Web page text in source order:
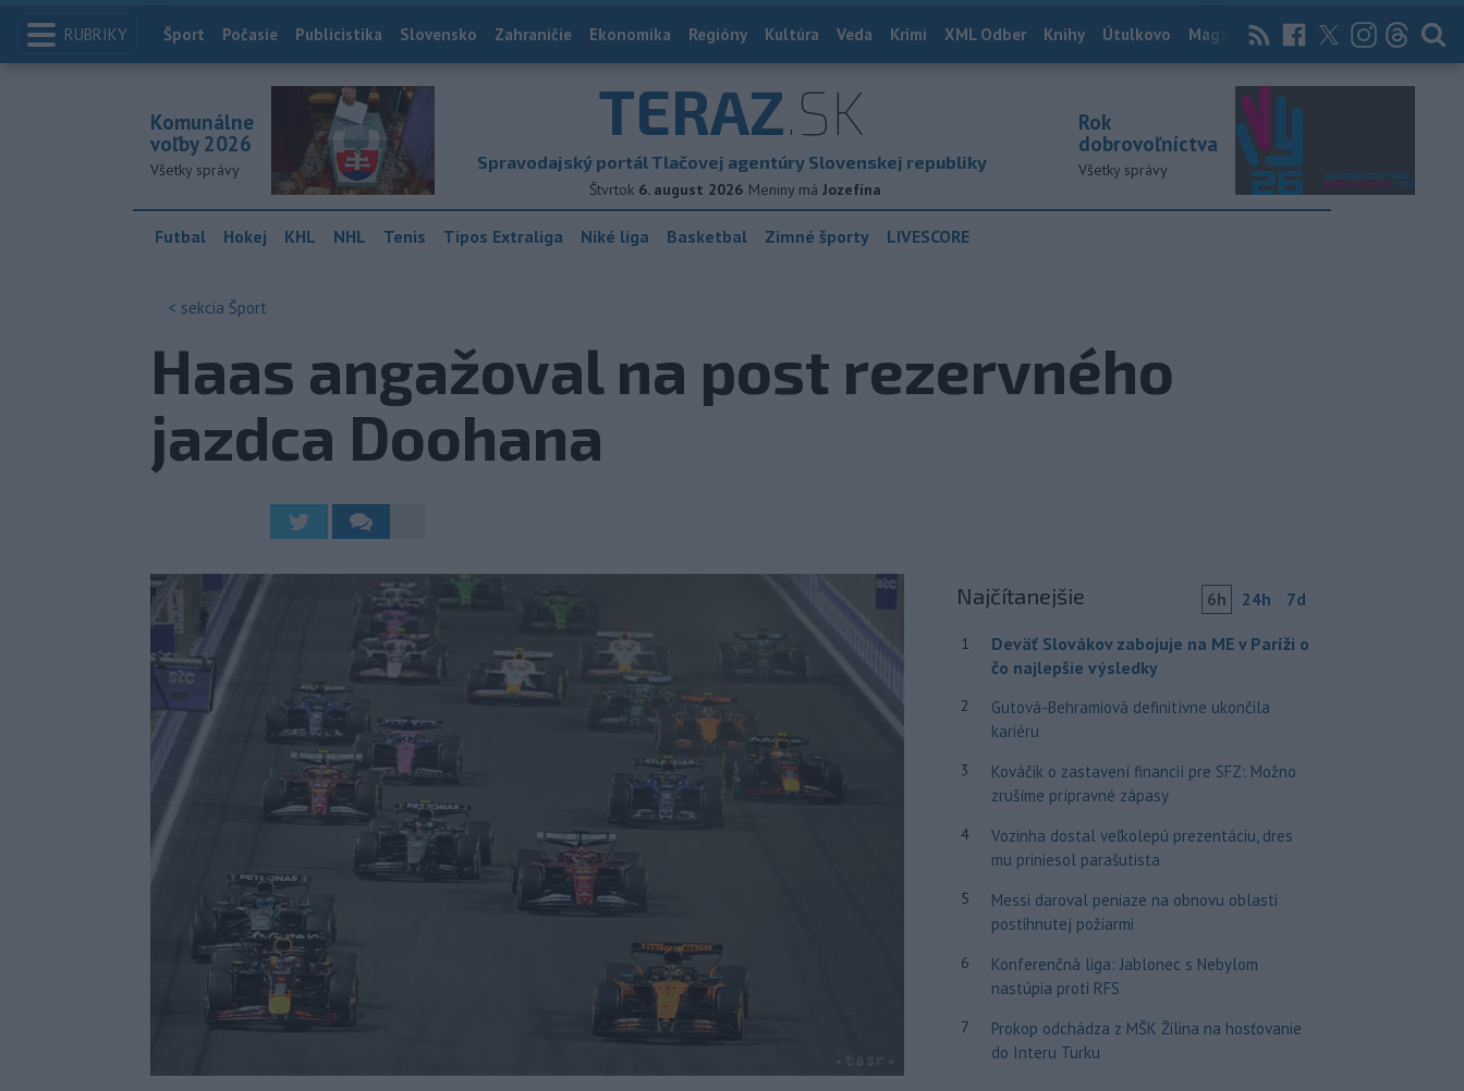
RUBRIKY Index
Šport Počasie Publicistika Slovensko Zahraničie Ekonomika Regióny Kultúra Veda Krimi XML Odber Knihy Útulkovo Magazín News Now Archív
TERAZ.SK
Spravodajský portál Tlačovej agentúry Slovenskej republiky
Štvrtok 6. august 2026 Meniny má Jozefína
Komunálne
voľby 2026
Všetky správy
Rok
dobrovoľníctva
Všetky správy
Futbal Hokej KHL NHL Tenis Tipos Extraliga Niké liga Basketbal Zimné športy LIVESCORE
< sekcia Šport
Haas angažoval na post rezervného
jazdca Doohana
Najčítanejšie 6h 24h 7d
1
Deväť Slovákov zabojuje na ME v Paríži o
čo najlepšie výsledky
2
Gutová-Behramiová definitívne ukončila
kariéru
3
Kováčik o zastavení financií pre SFZ: Možno
zrušíme prípravné zápasy
4
Vozinha dostal veľkolepú prezentáciu, dres
mu priniesol parašutista
5
Messi daroval peniaze na obnovu oblasti
postihnutej požiarmi
6
Konferenčná liga: Jablonec s Nebylom
nastúpia proti RFS
7
Prokop odchádza z MŠK Žilina na hosťovanie
do Interu Turku